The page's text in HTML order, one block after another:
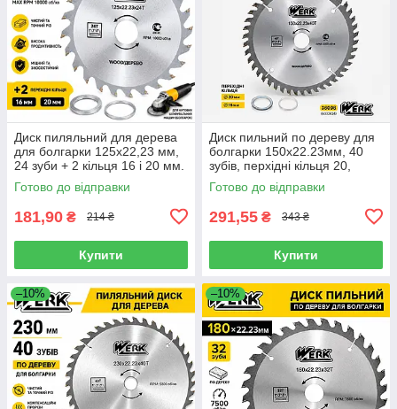
Диск пиляльний для дерева
для болгарки 125х22,23 мм,
24 зуби + 2 кільця 16 і 20 мм.
Werk 36094
Готово до відправки
181,90 ₴ 214 ₴
Купити
Диск пильний по дереву для
болгарки 150х22.23мм, 40
зубів, перхідні кільця 20,
16мм Werk 36098 (4332624)
Готово до відправки
291,55 ₴ 343 ₴
Купити
–10% –10%